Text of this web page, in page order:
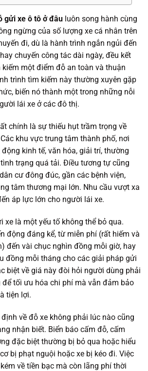
gửi xe ô tô ở đâu luôn song hành cùng
ngừng của số lượng xe cá nhân trên
đi, dù là hành trình ngắn ngủi đến
chuyến công tác dài ngày, đều kết
một điểm đỗ an toàn và thuận
trình tìm kiếm này thường xuyên gặp
biến nó thành một trong những nỗi
lái xe ở các đô thị.
chính là sự thiếu hụt trầm trọng về
khu vực trung tâm thành phố, nơi
kinh tế, văn hóa, giải trí, thường
trạng quá tải. Điều tương tự cũng
cư đông đúc, gần các bệnh viện,
tâm thương mại lớn. Nhu cầu vượt xa
áp lực lớn cho người lái xe.
xe là một yếu tố không thể bỏ qua.
động đáng kể, từ miễn phí (rất hiếm và
đến vài chục nghìn đồng mỗi giờ, hay
đồng mỗi tháng cho các giải pháp gửi
biệt về giá này đòi hỏi người dùng phải
tối ưu hóa chi phí mà vẫn đảm bảo
tiện lợi.
về đỗ xe không phải lúc nào cũng
nhận biết. Biển báo cấm đỗ, cấm
đặc biệt thường bị bỏ qua hoặc hiểu
bị phạt nguội hoặc xe bị kéo đi. Việc
về tiền bạc mà còn lãng phí thời